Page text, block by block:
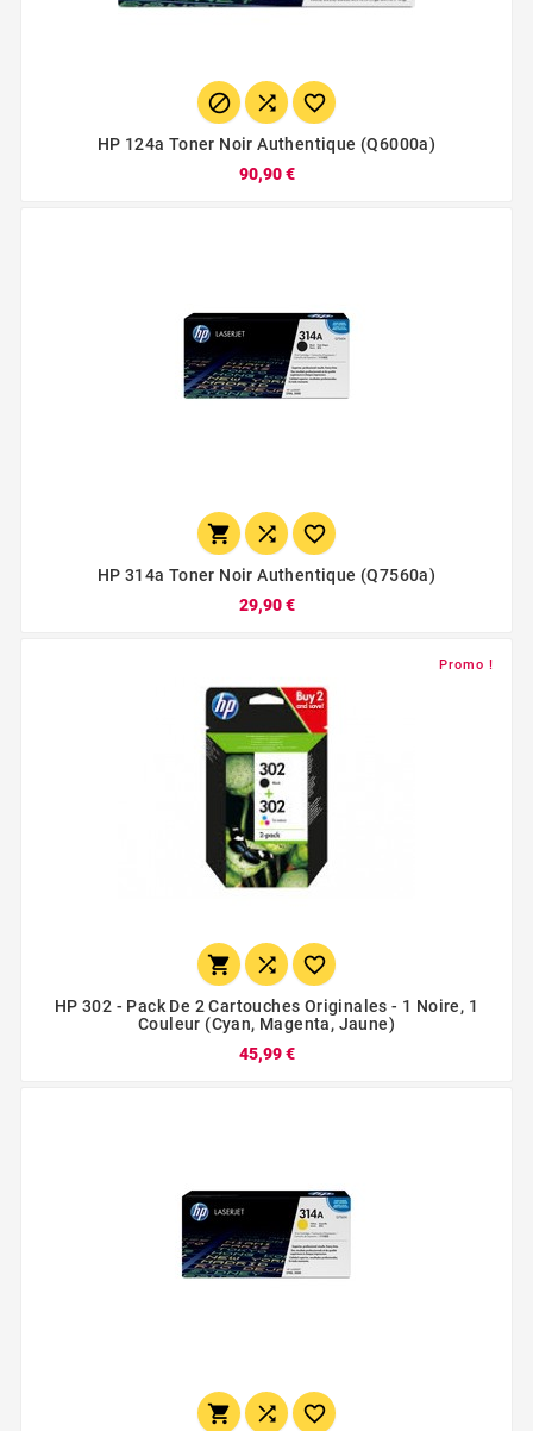
  
HP 124a Toner Noir Authentique (q6000a)
90,90 €
  
HP 314a Toner Noir Authentique (q7560a)
29,90 €
Promo !
  
HP 302 - Pack De 2 Cartouches Originales - 1 Noire, 1
Couleur (cyan, Magenta, Jaune)
45,99 €
  